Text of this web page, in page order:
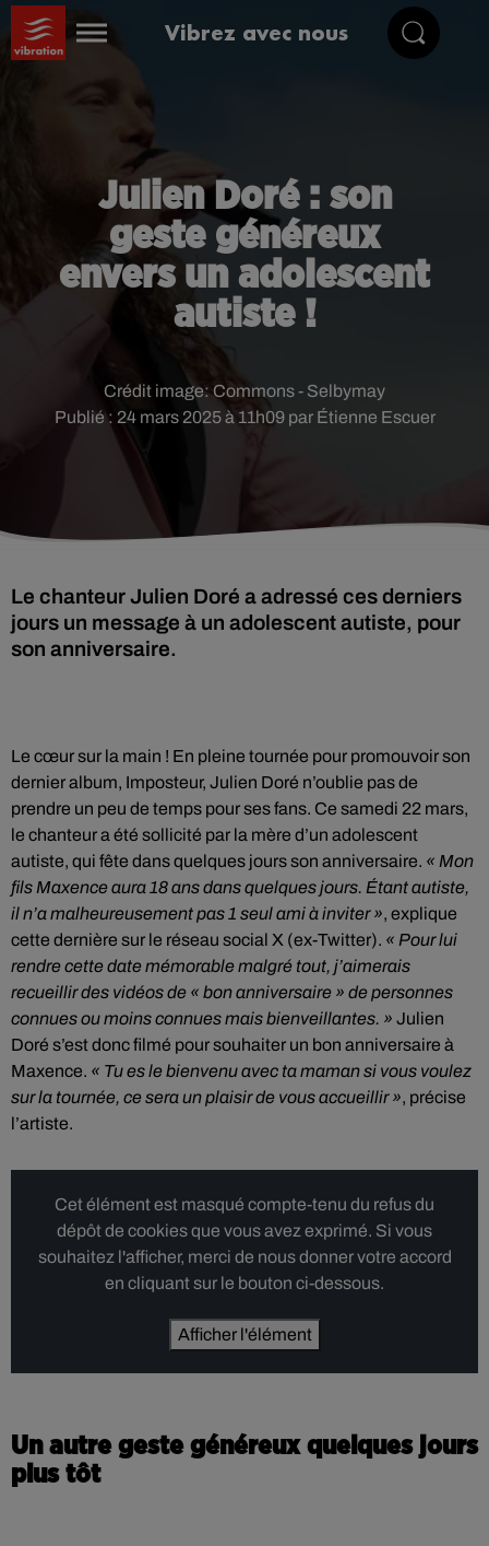
Vibrez avec nous
Julien Doré : son
geste généreux
envers un adolescent
autiste !
Publié : 24 mars 2025 à 11h09 par Étienne Escuer
Crédit image: Commons - Selbymay
Le chanteur Julien Doré a adressé ces derniers
jours un message à un adolescent autiste, pour
son anniversaire.
Le cœur sur la main ! En pleine tournée pour promouvoir son
dernier album, Imposteur, Julien Doré n’oublie pas de
prendre un peu de temps pour ses fans. Ce samedi 22 mars,
le chanteur a été sollicité par la mère d’un adolescent
autiste, qui fête dans quelques jours son anniversaire. « Mon
fils Maxence aura 18 ans dans quelques jours. Étant autiste,
il n’a malheureusement pas 1 seul ami à inviter », explique
cette dernière sur le réseau social X (ex-Twitter). « Pour lui
rendre cette date mémorable malgré tout, j’aimerais
recueillir des vidéos de « bon anniversaire » de personnes
connues ou moins connues mais bienveillantes. » Julien
Doré s’est donc filmé pour souhaiter un bon anniversaire à
Maxence. « Tu es le bienvenu avec ta maman si vous voulez
sur la tournée, ce sera un plaisir de vous accueillir », précise
l’artiste.
Cet élément est masqué compte-tenu du refus du
dépôt de cookies que vous avez exprimé. Si vous
souhaitez l'afficher, merci de nous donner votre accord
en cliquant sur le bouton ci-dessous.
Afficher l'élément
Un autre geste généreux quelques jours
plus tôt